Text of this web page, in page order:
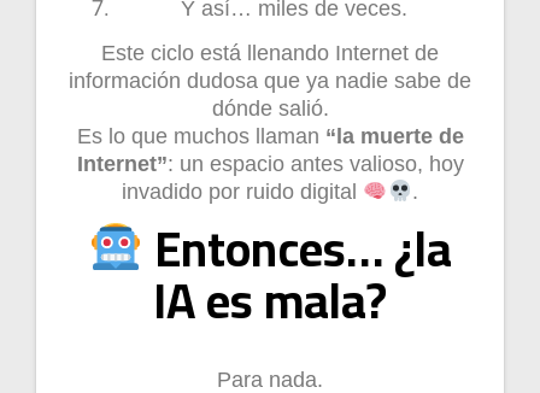
Y así… miles de veces.
Este ciclo está llenando Internet de
información dudosa que ya nadie sabe de
dónde salió.
Es lo que muchos llaman “la muerte de
Internet”: un espacio antes valioso, hoy
invadido por ruido digital
.
Entonces… ¿la
IA es mala?
Para nada.